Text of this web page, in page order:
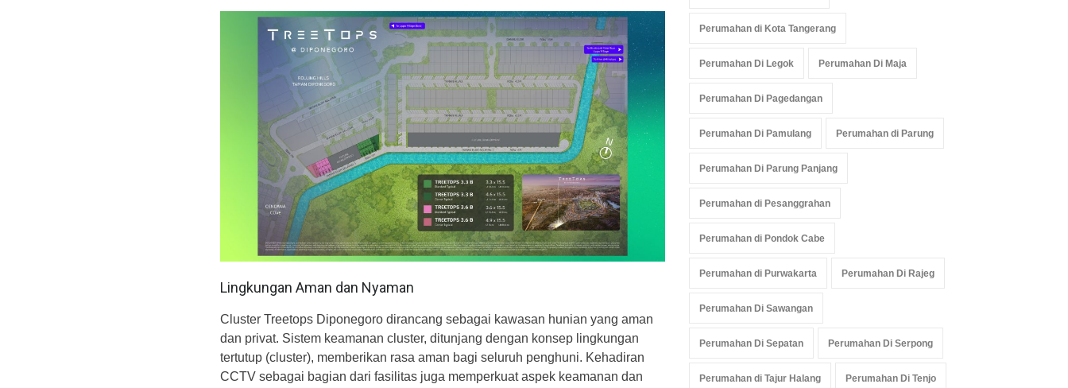
Lingkungan Aman dan Nyaman
Cluster Treetops Diponegoro dirancang sebagai kawasan hunian yang aman
dan privat. Sistem keamanan cluster, ditunjang dengan konsep lingkungan
tertutup (cluster), memberikan rasa aman bagi seluruh penghuni. Kehadiran
CCTV sebagai bagian dari fasilitas juga memperkuat aspek keamanan dan
Perumahan di Kota Tangerang
Perumahan Di Legok Perumahan Di Maja
Perumahan Di Pagedangan
Perumahan Di Pamulang Perumahan di Parung
Perumahan Di Parung Panjang
Perumahan di Pesanggrahan
Perumahan di Pondok Cabe
Perumahan di Purwakarta Perumahan Di Rajeg
Perumahan Di Sawangan
Perumahan Di Sepatan Perumahan Di Serpong
Perumahan di Tajur Halang Perumahan Di Tenjo